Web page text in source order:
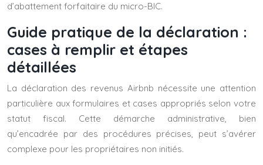
d’abattement forfaitaire du micro-BIC.
Guide pratique de la déclaration :
cases à remplir et étapes
détaillées
La déclaration des revenus Airbnb nécessite une attention
particulière aux formulaires et cases appropriés selon votre
statut fiscal. Cette démarche administrative, bien
qu’encadrée par des procédures précises, peut s’avérer
complexe pour les propriétaires non initiés.